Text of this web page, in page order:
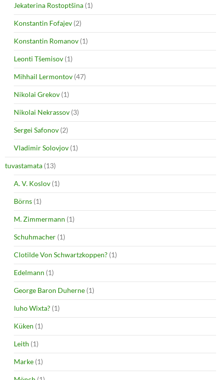
Jekaterina Rostoptšina (1)
Konstantin Fofajev (2)
Konstantin Romanov (1)
Leonti Tšemisov (1)
Mihhail Lermontov (47)
Nikolai Grekov (1)
Nikolai Nekrassov (3)
Sergei Safonov (2)
Vladimir Solovjov (1)
tuvastamata (13)
A. V. Koslov (1)
Börns (1)
M. Zimmermann (1)
Schuhmacher (1)
Clotilde Von Schwartzkoppen? (1)
Edelmann (1)
George Baron Duherne (1)
Iuho Wixta? (1)
Küken (1)
Leith (1)
Marke (1)